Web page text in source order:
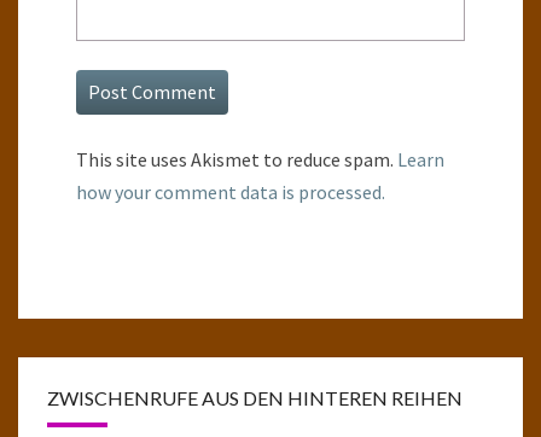
This site uses Akismet to reduce spam. Learn
how your comment data is processed.
ZWISCHENRUFE AUS DEN HINTEREN REIHEN